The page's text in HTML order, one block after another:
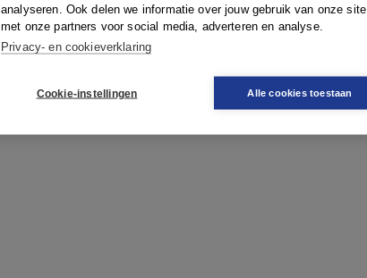
analyseren. Ook delen we informatie over jouw gebruik van onze site
met onze partners voor social media, adverteren en analyse.
Privacy- en cookieverklaring
Cookie-instellingen Alle cookies toestaan